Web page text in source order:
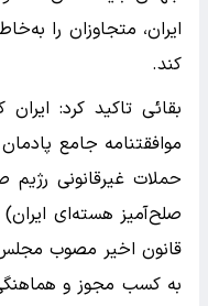
ایران، متجاوزان را
کند.
بقائی تاکید کرد:
موافقتنامه جامع
حملات غیرقانونی
صلح‌آمیز هسته‌ای
قانون اخیر مصوب
به کسب مجوز و هماهنگی